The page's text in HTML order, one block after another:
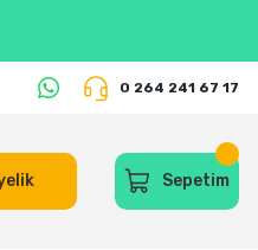
0 264 241 67 17
Sepetim